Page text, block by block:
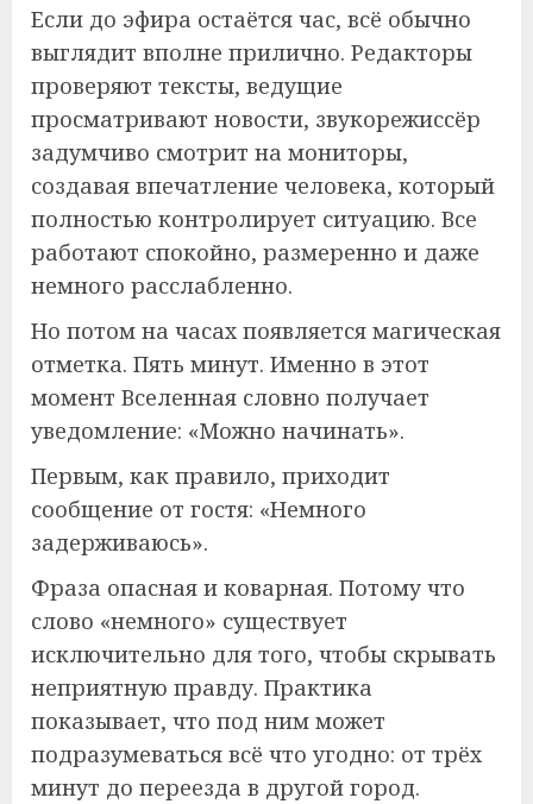
Если до эфира остаётся час, всё обычно
выглядит вполне прилично. Редакторы
проверяют тексты, ведущие
просматривают новости, звукорежиссёр
задумчиво смотрит на мониторы,
создавая впечатление человека, который
полностью контролирует ситуацию. Все
работают спокойно, размеренно и даже
немного расслабленно.
Но потом на часах появляется магическая
отметка. Пять минут. Именно в этот
момент Вселенная словно получает
уведомление: «Можно начинать».
Первым, как правило, приходит
сообщение от гостя: «Немного
задерживаюсь».
Фраза опасная и коварная. Потому что
слово «немного» существует
исключительно для того, чтобы скрывать
неприятную правду. Практика
показывает, что под ним может
подразумеваться всё что угодно: от трёх
минут до переезда в другой город.